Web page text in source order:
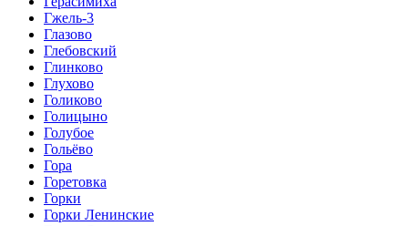
Гжель-3
Глазово
Глебовский
Глинково
Глухово
Голиково
Голицыно
Голубое
Гольёво
Гора
Горетовка
Горки
Горки Ленинские